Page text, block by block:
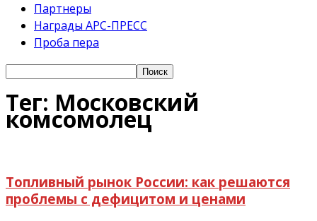
Партнеры
Награды АРС-ПРЕСС
Проба пера
Тег: Московский
комсомолец
Топливный рынок России: как решаются
проблемы с дефицитом и ценами